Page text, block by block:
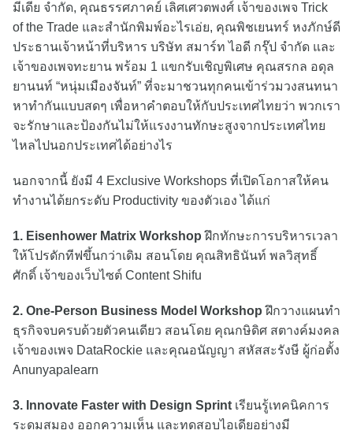
มีเดีย จำกัด, คุณธรรศภาคย์ เลิศเศวตพงศ์ เจ้าของเพจ Trick
of the Trade และสำนักพิมพ์อะไรเอ่ย, คุณพิชเยนทร์ หงภักษ์ดี
ประธานเจ้าหน้าที่บริหาร บริษัท สมาร์ท ไอดี กรุ๊ป จำกัด และ
เจ้าของเพจทะยาน พร้อม 1 แขกรับเชิญพิเศษ คุณสรกล อดุล
ยานนท์ “หนุ่มเมืองจันท์” ที่จะมาชวนทุกคนเข้าร่วมวงสนทนา
หาทำกันแบบสดๆ เพื่อหาคำตอบให้กับประเทศไทยว่า พวกเรา
จะรักษาและป้องกันไม่ให้แรงงานทักษะสูงจากประเทศไทย
ไหลไปนอกประเทศได้อย่างไร
นอกจากนี้ ยังมี 4 Exclusive Workshops ที่เปิดโอกาสให้คน
ทำงานได้ยกระดับ Productivity ของตัวเอง ได้แก่
1. Eisenhower Matrix Workshop ฝึกทักษะการบริหารเวลา
ให้โปรดักทีฟขึ้นกว่าเดิม สอนโดย คุณสิทธินันท์ พลวิสุทธิ์
ศักดิ์ เจ้าของเว็บไซต์ Content Shifu
2. One-Person Business Model Workshop ฝึกวางแผนทำ
ธุรกิจจบครบด้วยตัวคนเดียว สอนโดย คุณกษิดิศ สตางค์มงคล
เจ้าของเพจ DataRockie และคุณอนัญญา สหัสสะรังษี ผู้ก่อตั้ง
Anunyapalearn
3. Innovate Faster with Design Sprint เรียนรู้เทคนิคการ
ระดมสมอง ออกความเห็น และทดสอบไอเดียอย่างมี